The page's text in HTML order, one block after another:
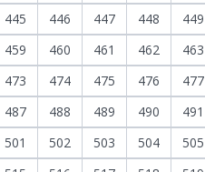
445
446 447 448 449
459
460 461 462 463
473
474 475 476 477
487
488 489 490 491
501
502 503 504 505